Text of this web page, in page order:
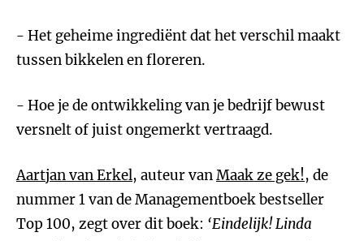
- Het geheime ingrediënt dat het verschil maakt
tussen bikkelen en floreren.
- Hoe je de ontwikkeling van je bedrijf bewust
versnelt of juist ongemerkt vertraagd.
Aartjan van Erkel, auteur vanMaak ze gek!, de
nummer 1 van de Managementboek bestseller
Top 100, zegt over dit boek: ‘Eindelijk! Linda